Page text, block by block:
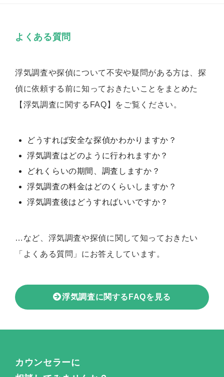
よくある質問
浮気調査や探偵について不安や疑問がある方は、探
偵に依頼する前に知っておきたいことをまとめた
【浮気調査に関するFAQ】をご覧ください。
どうすれば安全な探偵かわかりますか？
浮気調査はどのように行われますか？
どれくらいの期間、調査しますか？
浮気調査の料金はどのくらいしますか？
浮気調査後はどうすればいいですか？
…など、浮気調査や探偵に関して知っておきたい
「よくある質問」にお答えしています。
浮気調査に関するFAQを見る
カウンセラーに